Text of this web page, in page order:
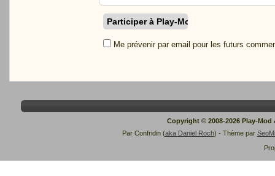
Me prévenir par email pour les futurs
Copyright © 2008-2026 Play-
Par Confridin (aka Daniel Roch) - Thème par